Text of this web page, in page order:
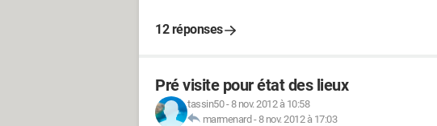
12 réponses
Pré visite pour état des lieux
tassin50-8 nov. 2012 à 10:58
marmenard -8 nov. 2012 à 17:03